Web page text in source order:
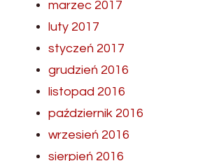
marzec 2017
luty 2017
styczeń 2017
grudzień 2016
listopad 2016
październik 2016
wrzesień 2016
sierpień 2016